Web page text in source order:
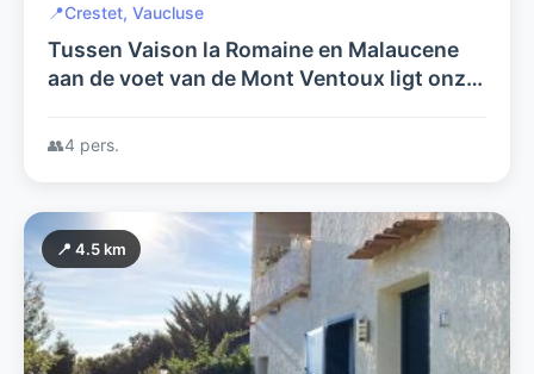
📍Crestet, Vaucluse
Tussen Vaison la Romaine en Malaucene
aan de voet van de Mont Ventoux ligt onze
met boerenantiek.
👥4 pers.
📍 4.5 km